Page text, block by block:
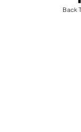
streaming where
predicted in
Back